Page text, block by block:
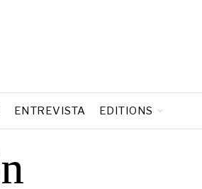
ENTREVISTA EDITIONS